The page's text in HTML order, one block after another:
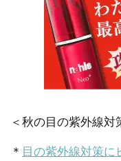
＜秋の目の紫外線対
＊ 目の紫外線対策に